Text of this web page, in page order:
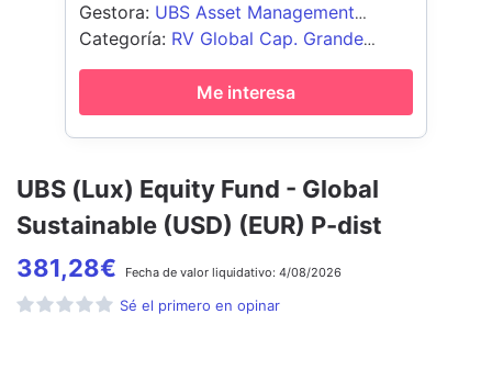
UBS (Lux) Equity Fund - Global
Sustainable (USD) (EUR) P-dist
381,28€ Fecha de valor liquidativo: 4/08/2026
Sé el primero en opinar
Gestora: UBS Asset Management
(Europe) S.A.
Categoría: RV Global Cap. Grande
Blend
Me interesa